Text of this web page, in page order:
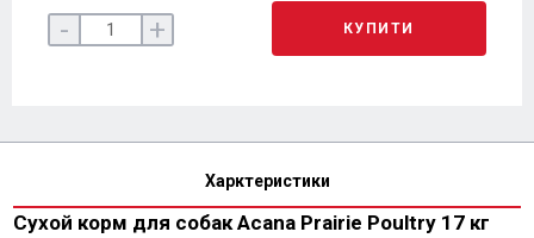
- + КУПИТИ
Харктеристики
Сухой корм для собак Acana Prairie Poultry 17 кг